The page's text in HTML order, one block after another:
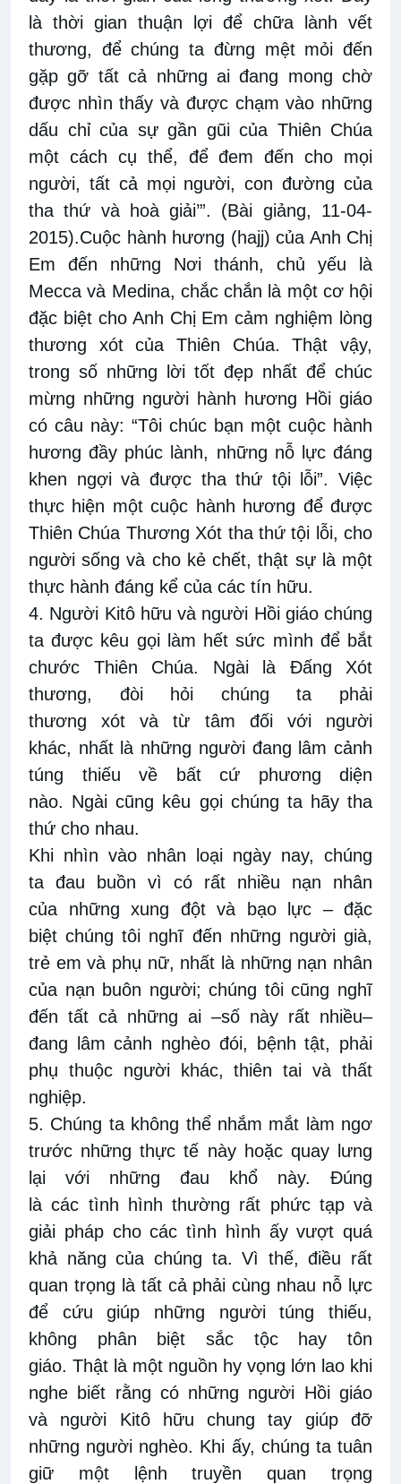
là thời gian thuận lợi để chữa lành vết
thương, để chúng ta đừng mệt mỏi đến
gặp gỡ tất cả những ai đang mong chờ
được nhìn thấy và được chạm vào những
dấu chỉ của sự gần gũi của Thiên Chúa
một cách cụ thể, để đem đến cho mọi
người, tất cả mọi người, con đường của
tha thứ và hoà giải’”. (Bài giảng, 11-04-
2015).Cuộc hành hương (hajj) của Anh Chị
Em đến những Nơi thánh, chủ yếu là
Mecca và Medina, chắc chắn là một cơ hội
đặc biệt cho Anh Chị Em cảm nghiệm lòng
thương xót của Thiên Chúa. Thật vậy,
trong số những lời tốt đẹp nhất để chúc
mừng những người hành hương Hồi giáo
có câu này: “Tôi chúc bạn một cuộc hành
hương đầy phúc lành, những nỗ lực đáng
khen ngợi và được tha thứ tội lỗi”. Việc
thực hiện một cuộc hành hương để được
Thiên Chúa Thương Xót tha thứ tội lỗi, cho
người sống và cho kẻ chết, thật sự là một
thực hành đáng kể của các tín hữu.
4. Người Kitô hữu và người Hồi giáo chúng
ta được kêu gọi làm hết sức mình để bắt
chước Thiên Chúa. Ngài là Đấng Xót
thương, đòi hỏi chúng ta phải
thương xót và từ tâm đối với người
khác, nhất là những người đang lâm cảnh
túng thiếu về bất cứ phương diện
nào. Ngài cũng kêu gọi chúng ta hãy tha
thứ cho nhau.
Khi nhìn vào nhân loại ngày nay, chúng
ta đau buồn vì có rất nhiều nạn nhân
của những xung đột và bạo lực – đặc
biệt chúng tôi nghĩ đến những người già,
trẻ em và phụ nữ, nhất là những nạn nhân
của nạn buôn người; chúng tôi cũng nghĩ
đến tất cả những ai –số này rất nhiều–
đang lâm cảnh nghèo đói, bệnh tật, phải
phụ thuộc người khác, thiên tai và thất
nghiệp.
5. Chúng ta không thể nhắm mắt làm ngơ
trước những thực tế này hoặc quay lưng
lại với những đau khổ này. Đúng
là các tình hình thường rất phức tạp và
giải pháp cho các tình hình ấy vượt quá
khả năng của chúng ta. Vì thế, điều rất
quan trọng là tất cả phải cùng nhau nỗ lực
để cứu giúp những người túng thiếu,
không phân biệt sắc tộc hay tôn
giáo. Thật là một nguồn hy vọng lớn lao khi
nghe biết rằng có những người Hồi giáo
và người Kitô hữu chung tay giúp đỡ
những người nghèo. Khi ấy, chúng ta tuân
giữ một lệnh truyền quan trọng